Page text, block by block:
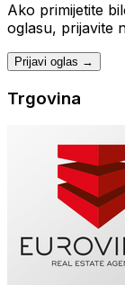
Ako primijetite
oglasu, prijavite
Prijavi oglas →
Trgovina